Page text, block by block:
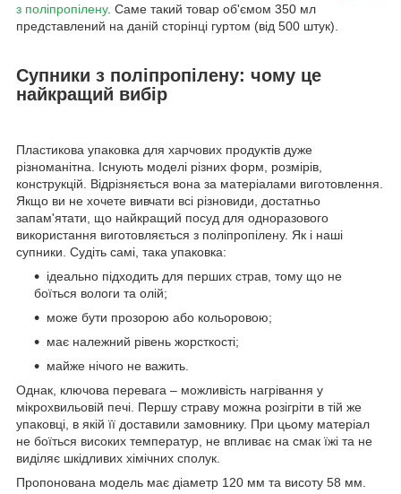
з поліпропілену. Саме такий товар об'ємом 350 мл
представлений на даній сторінці гуртом (від 500 штук).
Супники з поліпропілену: чому це
найкращий вибір
Пластикова упаковка для харчових продуктів дуже
різноманітна. Існують моделі різних форм, розмірів,
конструкцій. Відрізняється вона за матеріалами виготовлення.
Якщо ви не хочете вивчати всі різновиди, достатньо
запам'ятати, що найкращий посуд для одноразового
використання виготовляється з поліпропілену. Як і наші
супники. Судіть самі, така упаковка:
ідеально підходить для перших страв, тому що не
боїться вологи та олій;
може бути прозорою або кольоровою;
має належний рівень жорсткості;
майже нічого не важить.
Однак, ключова перевага – можливість нагрівання у
мікрохвильовій печі. Першу страву можна розігріти в тій же
упаковці, в якій її доставили замовнику. При цьому матеріал
не боїться високих температур, не впливає на смак їжі та не
виділяє шкідливих хімічних сполук.
Пропонована модель має діаметр 120 мм та висоту 58 мм.